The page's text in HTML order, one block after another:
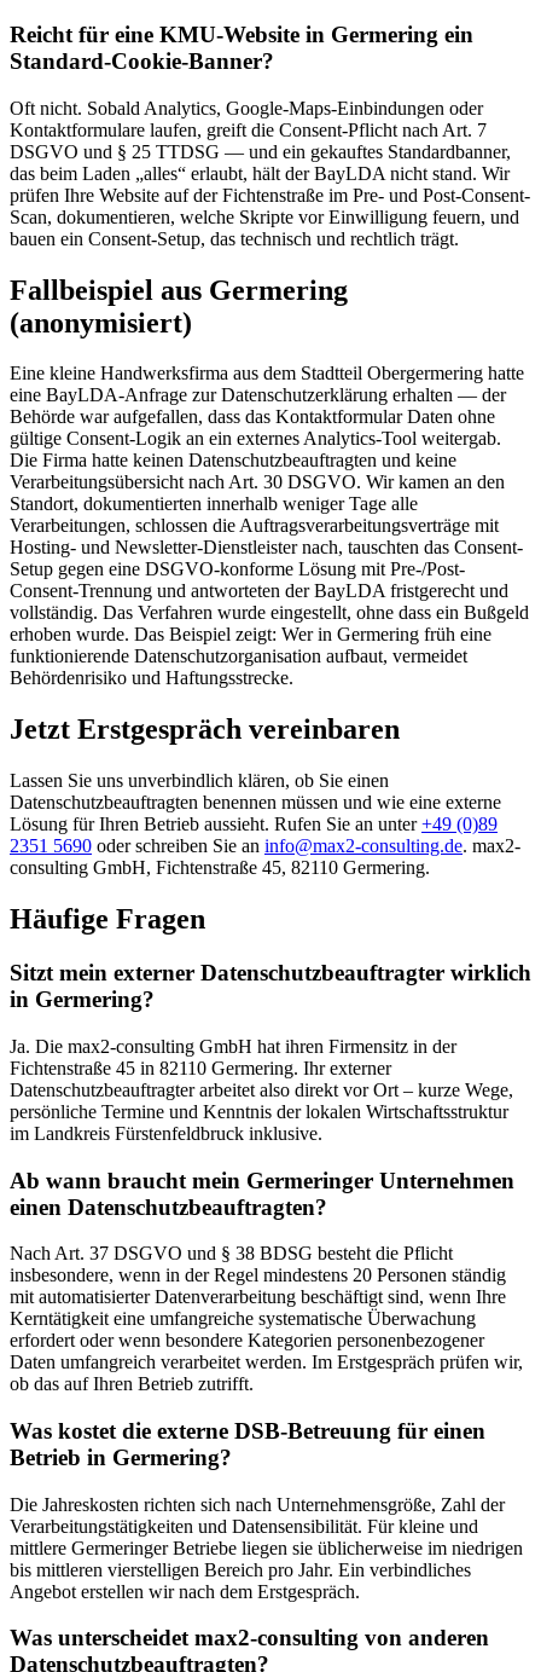
Reicht für eine KMU-Website in Germering ein
Standard-Cookie-Banner?
Oft nicht. Sobald Analytics, Google-Maps-Einbindungen oder
Kontaktformulare laufen, greift die Consent-Pflicht nach Art. 7
DSGVO und § 25 TTDSG — und ein gekauftes Standardbanner,
das beim Laden „alles“ erlaubt, hält der BayLDA nicht stand. Wir
prüfen Ihre Website auf der Fichtenstraße im Pre- und Post-Consent-
Scan, dokumentieren, welche Skripte vor Einwilligung feuern, und
bauen ein Consent-Setup, das technisch und rechtlich trägt.
Fallbeispiel aus Germering
(anonymisiert)
Eine kleine Handwerksfirma aus dem Stadtteil Obergermering hatte
eine BayLDA-Anfrage zur Datenschutzerklärung erhalten — der
Behörde war aufgefallen, dass das Kontaktformular Daten ohne
gültige Consent-Logik an ein externes Analytics-Tool weitergab.
Die Firma hatte keinen Datenschutzbeauftragten und keine
Verarbeitungsübersicht nach Art. 30 DSGVO. Wir kamen an den
Standort, dokumentierten innerhalb weniger Tage alle
Verarbeitungen, schlossen die Auftragsverarbeitungsverträge mit
Hosting- und Newsletter-Dienstleister nach, tauschten das Consent-
Setup gegen eine DSGVO-konforme Lösung mit Pre-/Post-
Consent-Trennung und antworteten der BayLDA fristgerecht und
vollständig. Das Verfahren wurde eingestellt, ohne dass ein Bußgeld
erhoben wurde. Das Beispiel zeigt: Wer in Germering früh eine
funktionierende Datenschutzorganisation aufbaut, vermeidet
Behördenrisiko und Haftungsstrecke.
Jetzt Erstgespräch vereinbaren
Lassen Sie uns unverbindlich klären, ob Sie einen
Datenschutzbeauftragten benennen müssen und wie eine externe
Lösung für Ihren Betrieb aussieht. Rufen Sie an unter+49 (0)89
2351 5690 oder schreiben Sie an info@max2-consulting.de. max2-
consulting GmbH, Fichtenstraße 45, 82110 Germering.
Häufige Fragen
Sitzt mein externer Datenschutzbeauftragter wirklich
in Germering?
Ja. Die max2-consulting GmbH hat ihren Firmensitz in der
Fichtenstraße 45 in 82110 Germering. Ihr externer
Datenschutzbeauftragter arbeitet also direkt vor Ort – kurze Wege,
persönliche Termine und Kenntnis der lokalen Wirtschaftsstruktur
im Landkreis Fürstenfeldbruck inklusive.
Ab wann braucht mein Germeringer Unternehmen
einen Datenschutzbeauftragten?
Nach Art. 37 DSGVO und § 38 BDSG besteht die Pflicht
insbesondere, wenn in der Regel mindestens 20 Personen ständig
mit automatisierter Datenverarbeitung beschäftigt sind, wenn Ihre
Kerntätigkeit eine umfangreiche systematische Überwachung
erfordert oder wenn besondere Kategorien personenbezogener
Daten umfangreich verarbeitet werden. Im Erstgespräch prüfen wir,
ob das auf Ihren Betrieb zutrifft.
Was kostet die externe DSB-Betreuung für einen
Betrieb in Germering?
Die Jahreskosten richten sich nach Unternehmensgröße, Zahl der
Verarbeitungstätigkeiten und Datensensibilität. Für kleine und
mittlere Germeringer Betriebe liegen sie üblicherweise im niedrigen
bis mittleren vierstelligen Bereich pro Jahr. Ein verbindliches
Angebot erstellen wir nach dem Erstgespräch.
Was unterscheidet max2-consulting von anderen
Datenschutzbeauftragten?